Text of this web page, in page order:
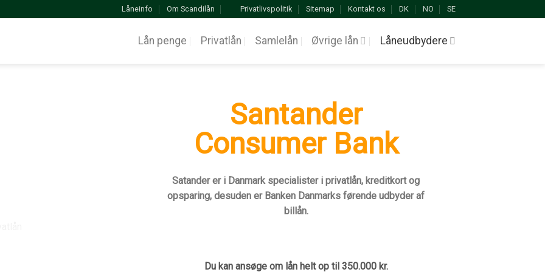
Låneinfo Om Scandilån Privatlivspolitik Sitemap Kontakt os DK NO SE
Lån penge Privatlån Samlelån Øvrige lån Låneudbydere
Santander
Consumer Bank
Satander er i Danmark specialister i privatlån, kreditkort og
opsparing, desuden er Banken Danmarks førende udbyder af
billån.
Du kan ansøge om lån helt op til 350.000 kr.